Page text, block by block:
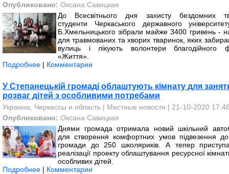
Опубликовано: Оксана Савицкая
До Всесвітнього дня захисту бездомних
студенти Черкаського державного
Б.Хмельницького зібрали майже 3400 гривень -
для травмованих та хворих тваринок, яких
вулиць і лікують волонтери благодійного
«Життя».
Подробнее | Комментарии
У Степанецькій громаді облаштують кімнату для
розваг дітей з особливими потребами
Украина, Черкассы и область | Местные новости | 21-10-2020
Опубликовано: Оксана Савицкая
Днями громада отримала новий шкільний
для створення комфортних умов підвезення
громади до 250 школяриків. А тепер
реалізації проекту облаштування ресурсної
особливих дітей.
Подробнее | Комментарии